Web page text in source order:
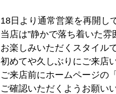
18日より通常営業を再開し
当店は”静かで落ち着いた雰
お楽しみいただくスタイルで
初めてや久しぶりにご来店
ご来店前にホームページの
ご確認いただくようお願い